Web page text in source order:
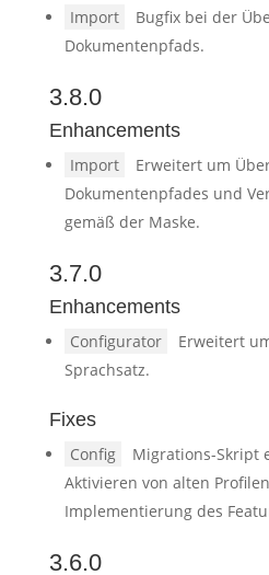
Import
Bugfix bei der
Dokumentenpfads.
3.8.0
Enhancements
Import
Erweitert um
Dokumentenpfades und
gemäß der Maske.
3.7.0
Enhancements
Configurator
Erweitert
Sprachsatz.
Fixes
Config
Migrations-Skript
Aktivieren von alten
Implementierung des
3.6.0